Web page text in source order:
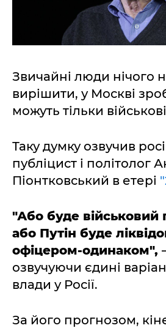
Звичайні люди нічого
вирішити, у Москві
можуть тільки
Таку думку озвучив
публіцист і політолог
Піонтковський в етері
"Або буде військовий
або Путін буде
офіцером-одинаком",
озвучуючи єдині
влади у Росії.
За його прогнозом,